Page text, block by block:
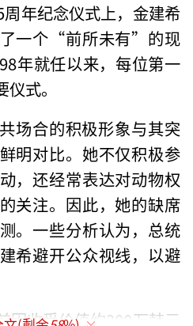
年纪念仪式上，金建希
一个“前所未有”的现
年就任以来，每位第一
式。
场合的积极形象与其突
明对比。她不仅积极参
，还经常表达对动物权
关注。因此，她的缺席
。一些分析认为，总统
希避开公众视线，以避
因收受价值约300万韩元